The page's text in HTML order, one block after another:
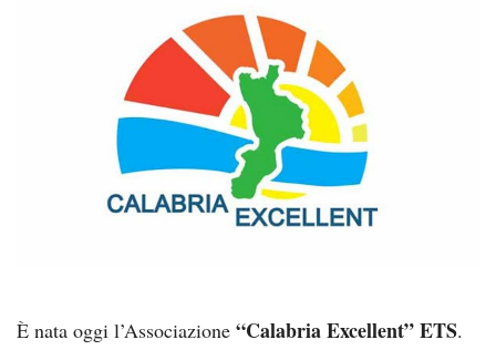
È nata oggi l’Associazione “Calabria Excellent” ETS.